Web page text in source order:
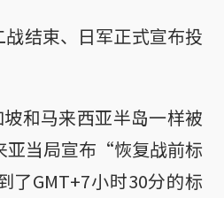
结束、日军正式宣布投
和马来西亚半岛一样被
亚当局宣布“恢复战前标
了GMT+7小时30分的标